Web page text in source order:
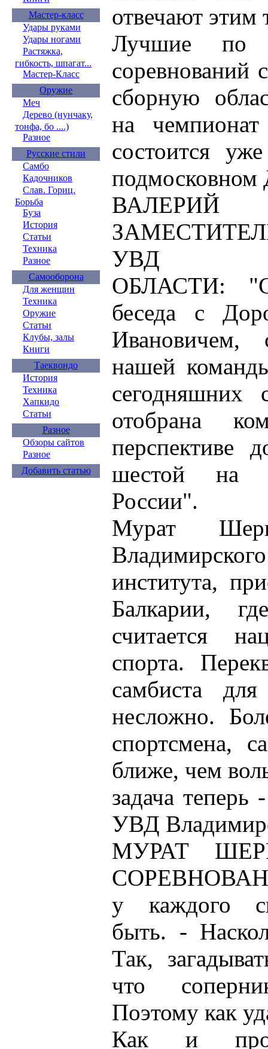
Мастер-класс
Удары руками
Удары ногами
Растяжка,
гибкость, шпагат...
Мастер-Класс
Оружие
Меч
Дерево (нунчаку,
тонфа, бо ....)
Разное
Русские стили
Самбо
Кадочников
Слав. Гориц.
Борьба
Буза
История
Статьи
Техника
Разное
Самооборона
Для женщин
Техника
Оружие
Статьи
Клубы, залы
Книги
Таеквондо
История
Техника
Хапкидо
Статьи
Разное
Обзоры сайтов
Разное
Добавить статью
отвечают этим
Лучшие по
соревнований
сборную
на
состоится
подмосковном
ВАЛЕРИЙ
УВД
ОБЛАСТИ:
беседа с
Ивановичем,
нашей
сегодняшних
отобрана
перспективе
шестой на
России".
Мурат
института,
Балкарии,
считается
спорта.
самбиста
несложно.
спортсмена,
ближе, чем
задача
УВД
МУРАТ
у каждого
быть. -
Так,
что
Поэтому как
Как и